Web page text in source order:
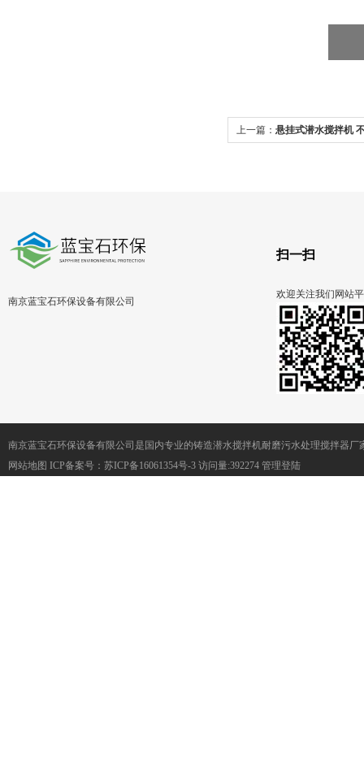
上一篇： 悬挂式潜水搅拌机
南京蓝宝石环保设备有限公司
扫一扫
欢迎关注我们网站
南京蓝宝石环保设备有限公司是国内专业的铸造潜水搅拌机耐磨污水处理搅拌器厂
网站地图 ICP备案号： 苏ICP备16061354号-3 访问量:392274 管理登陆